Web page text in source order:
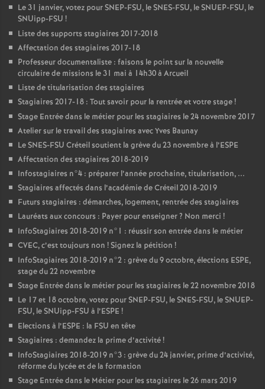
Le 31 janvier, votez pourSNEP-FSU, leSNES-FSU, leSNUEP-FSU, le
SNUipp-FSU !
Liste des supports stagiaires 2017-2018
Affectation des stagiaires 2017-18
Professeur documentaliste : faisons le point sur la nouvelle
circulaire de missions le 31 mai à 14h30 à Arcueil
Liste de titularisation des stagiaires
Stagiaires 2017-18 : Tout savoir pour la rentrée et votre stage!
Stage Entrée dans le métier pour les stagiaires le 24 novembre 2017
Atelier sur le travail des stagiaires avec Yves Baunay
LeSNES-FSU Créteil soutient la grève du 23 novembre à l’ESPE
Affectation des stagiaires 2018-2019
Infostagiaires n°4 : préparer l’année prochaine, titularisation, ...
Stagiaires affectés dans l’académie de Créteil 2018-2019
Futurs stagiaires : démarches, logement, rentrée des stagiaires
Lauréats aux concours : Payer pour enseigner? Non merci !
InfoStagiaires 2018-2019 n°1 : réussir son entrée dans le métier
CVEC, c’est toujours non ! Signez la pétition !
InfoStagiaires 2018-2019 n°2 : grève du 9 octobre, élections ESPE,
stage du 22 novembre
Stage Entrée dans le métier pour les stagiaires le 22 novembre 2018
Le 17 et 18 octobre, votez pourSNEP-FSU, leSNES-FSU, leSNUEP-
FSU, le SNUipp-FSU à l’ESPE !
Elections à l’ESPE : la FSU en tête
Stagiaires : demandez la prime d’activité!
InfoStagiaires 2018-2019 n°3 : grève du 24 janvier, prime d’activité,
réforme du lycée et de la formation
Stage Entrée dans le Métier pour les stagiaires le 26 mars 2019